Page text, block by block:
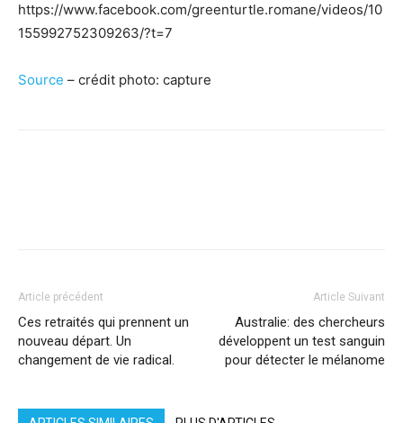
https://www.facebook.com/greenturtle.romane/videos/10
155992752309263/?t=7
Source – crédit photo: capture
Article précédent
Ces retraités qui prennent un
nouveau départ. Un
changement de vie radical.
Article Suivant
Australie: des chercheurs
développent un test sanguin
pour détecter le mélanome